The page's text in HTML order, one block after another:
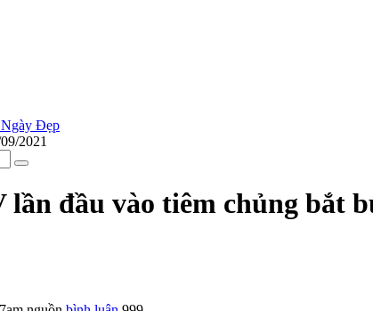
Ngày Đẹp
2021
lần đầu vào tiêm chủng bắt